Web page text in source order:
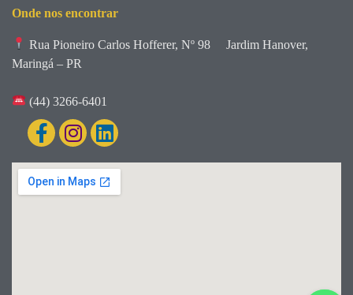
Onde nos encontrar
Rua Pioneiro Carlos Hofferer, Nº 98
Jardim Hanover,
Maringá – PR
(44) 3266-6401